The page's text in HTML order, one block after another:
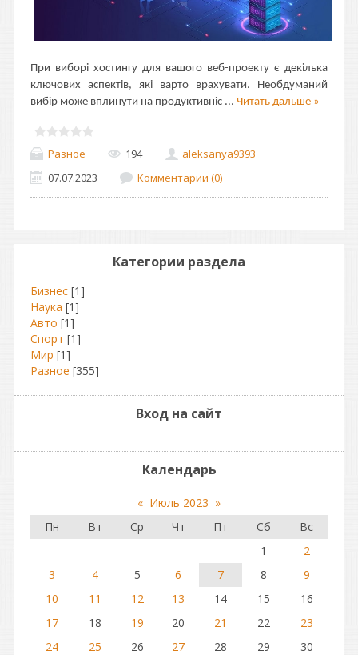
При виборі хостингу для вашого веб-проекту є декілька
ключових аспектів, які варто врахувати. Необдуманий
вибір може вплинути на продуктивніс ... Читать дальше »
Разное 194
aleksanya9393
07.07.2023
Комментарии (0)
Категории раздела
Бизнес [1]
Наука [1]
Авто [1]
Спорт [1]
Мир [1]
Разное [355]
Вход на сайт
Календарь
« Июль 2023 »
Пн
Вт Ср Чт Пт Сб
Вс
1
2
3
4 5 6 7 8
9
10
11 12 13 14 15
16
17
18 19 20 21 22
23
24
25 26 27 28 29
30